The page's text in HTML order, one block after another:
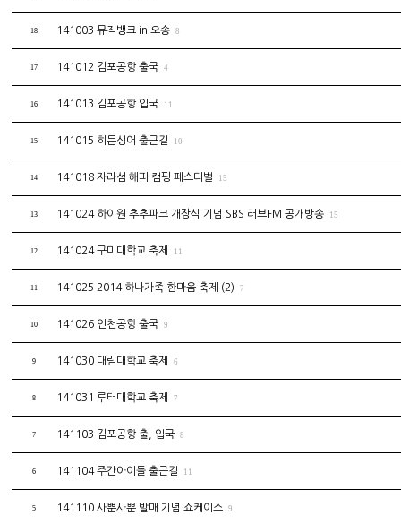
18 141003 뮤직뱅크 in 오송 8
17 141012 김포공항 출국 4
16 141013 김포공항 입국 11
15 141015 히든싱어 출근길 10
14 141018 자라섬 해피 캠핑 페스티벌 15
13 141024 하이원 추추파크 개장식 기념 SBS 러브FM 공개방송 15
12 141024 구미대학교 축제 11
11 141025 2014 하나가족 한마음 축제 (2) 7
10 141026 인천공항 출국 9
9 141030 대림대학교 축제 6
8 141031 루터대학교 축제 7
7 141103 김포공항 출, 입국 8
6 141104 주간아이돌 출근길 11
5 141110 사뿐사뿐 발매 기념 쇼케이스 9